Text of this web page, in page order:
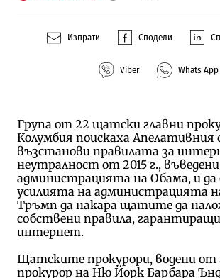
Изпрати Сподели
Viber Whats App
Група от 22 щатски главни
Колумбия поискаха Апелативния
възстанови правилата за
неутралност от 2015 г.,
администрацията на Обама, и
усилията на администрацията
Тръмп да накара щатите да
собствени правила,
интернет.
Щатските прокурори, водени от
прокурор на Ню Йорк Барбара